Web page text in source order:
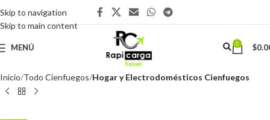
Skip to navigation
Skip to main content
MENÚ 0 $
Inicio Todo Cienfuegos Hogar y Electrodomésticos Cienfuegos